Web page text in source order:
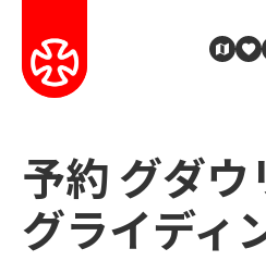
予約 グダウ
グライディ